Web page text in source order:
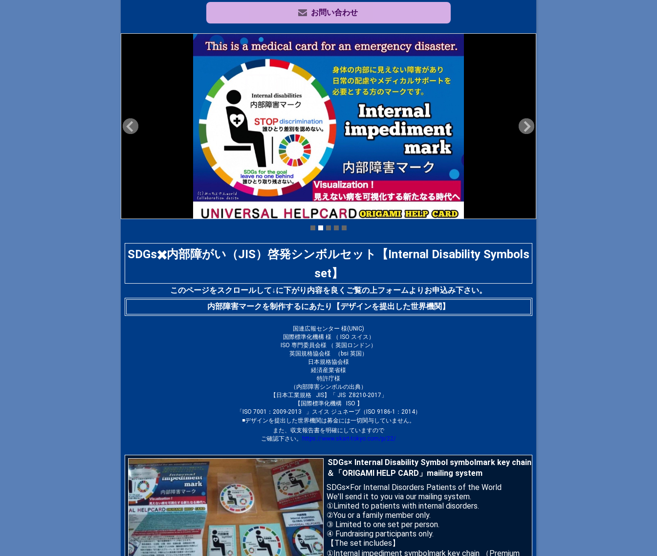
お問い合わせ
SDGs✖️内部障がい（JIS）啓発シンボルセット【Internal Disability Symbols
set】
このページをスクロールして↓に下がり内容を良くご覧の上フォームよりお申込み下さい。
内部障害マークを制作するにあたり【デザインを提出した世界機関】
国連広報センター 様(UNIC)
国際標準化機構 様 （ ISO スイス）
ISO 専門委員会様 （ 英国ロンドン）
英国規格協会様 （bsi 英国）
日本規格協会様
経済産業省様
特許庁様
（内部障害シンボルの出典）
【日本工業規格 JIS】「 JIS Z8210-2017」
【国際標準化機構 ISO 】
「ISO 7001：2009-2013 」スイス ジュネーブ（ISO 9186-1：2014）
◾️デザインを提出した世界機関は募金には一切関与していません。
また、収支報告書を明確にしていますので
ご確認下さい。
https://www.skart-tokyo.com/p/22/
SDGs× Internal Disability Symbol symbolmark key chain
＆「ORIGAMI HELP CARD」mailing system
SDGs×For Internal Disorders Patients of the World
We'll send it to you via our mailing system.
①Limited to patients with internal disorders.
②You or a family member only.
③ Limited to one set per person.
④ Fundraising participants only.
【The set includes】
①Internal impediment symbolmark key chain （Premium